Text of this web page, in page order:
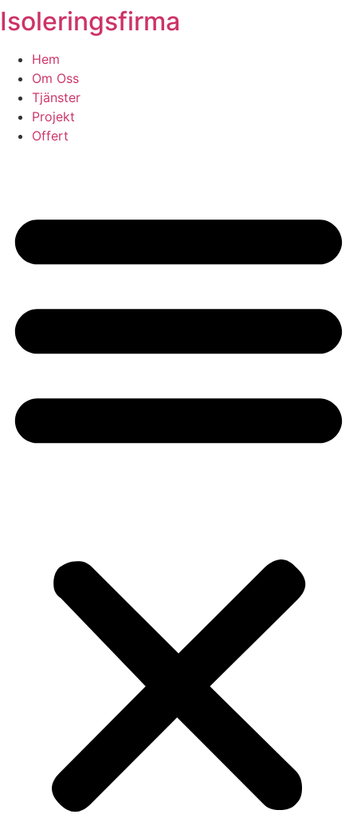
Skip
to
content
Isoleringsfirma
Hem
Om Oss
Tjänster
Projekt
Offert